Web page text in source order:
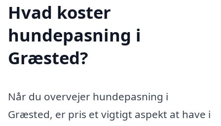
Hvad koster
hundepasning i
Græsted?
Når du overvejer hundepasning i
Græsted, er pris et vigtigt aspekt at have i